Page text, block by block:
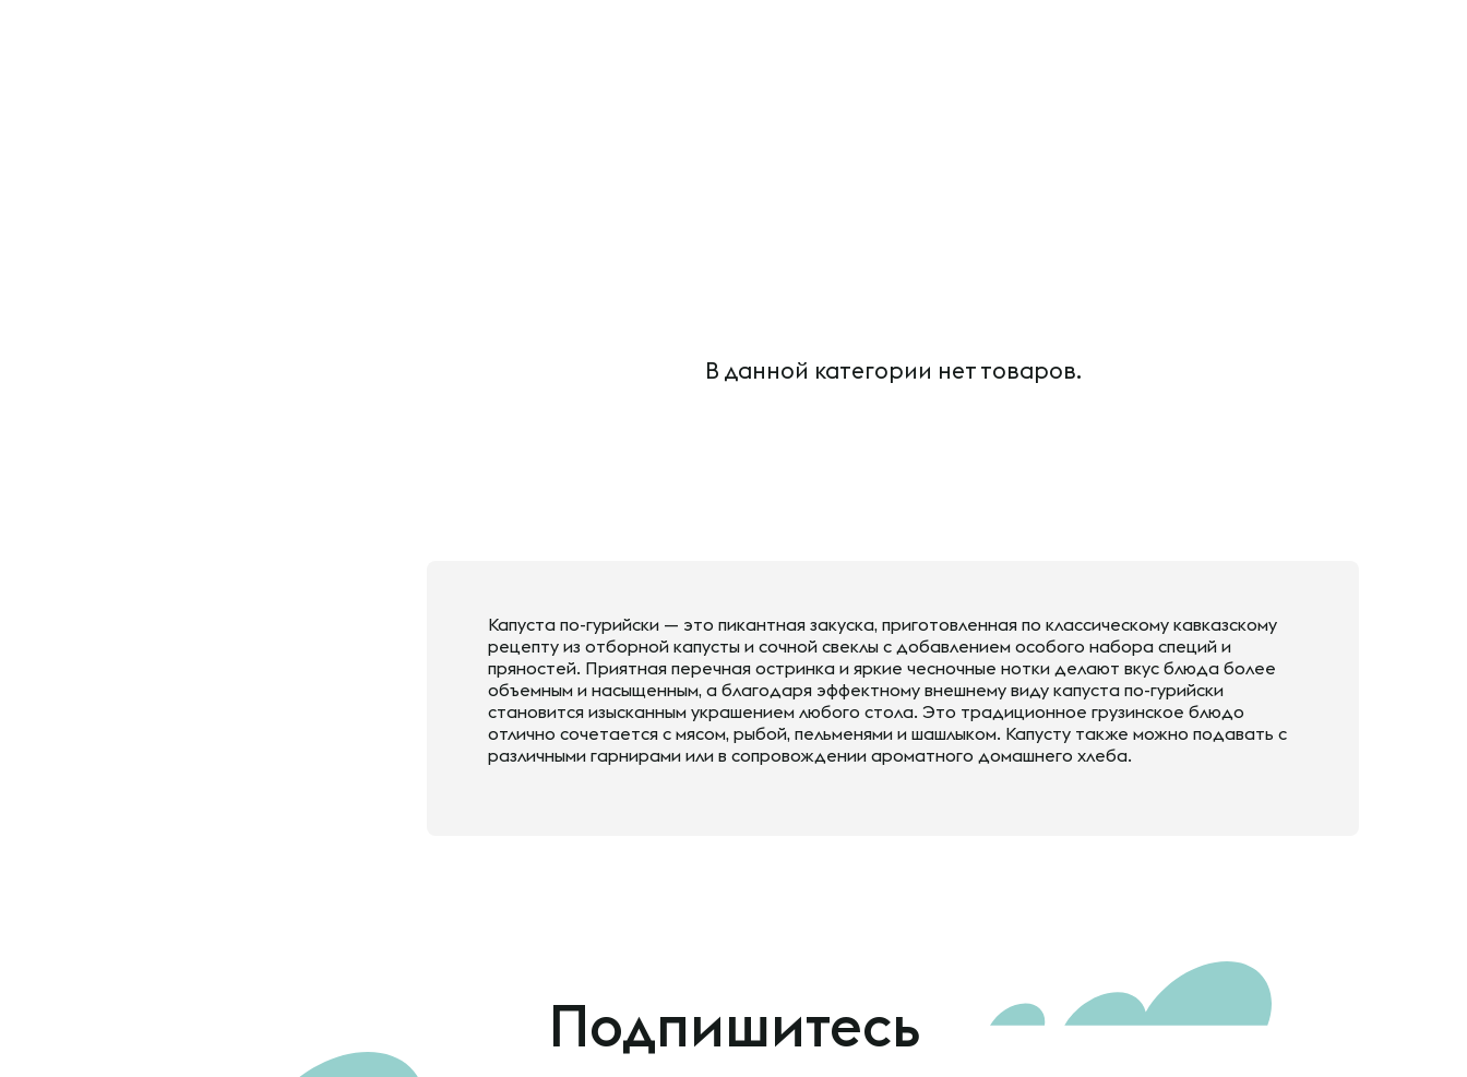
В данной категории нет товаров.
Капуста по-гурийски — это пикантная закуска, приготовленная по классическому кавказскому
рецепту из отборной капусты и сочной свеклы с добавлением особого набора специй и
пряностей. Приятная перечная остринка и яркие чесночные нотки делают вкус блюда более
объемным и насыщенным, а благодаря эффектному внешнему виду капуста по-гурийски
становится изысканным украшением любого стола. Это традиционное грузинское блюдо
отлично сочетается с мясом, рыбой, пельменями и шашлыком. Капусту также можно подавать с
различными гарнирами или в сопровождении ароматного домашнего хлеба.
Подпишитесь